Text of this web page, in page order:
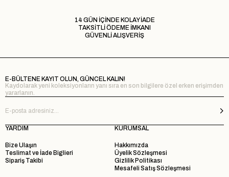
14 GÜN İÇİNDE KOLAY İADE
TAKSİTLİ ÖDEME İMKANI
GÜVENLİ ALIŞVERİŞ
E-BÜLTENE KAYIT OLUN, GÜNCEL KALIN!
Kaydolarak yeni koleksiyonların yanı sıra en son bilgilere özel erken erişimden
yararlanın.
YARDIM
Bize Ulaşın
Teslimat ve İade Biglieri
Sipariş Takibi
KURUMSAL
Hakkımızda
Üyelik Sözleşmesi
Gizlilik Politikası
Mesafeli Satış Sözleşmesi